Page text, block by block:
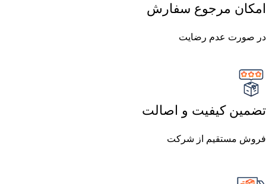
امکان مرجوع سفارش
در صورت عدم رضایت
تضمین کیفیت و اصالت
فروش مستقیم از شرکت